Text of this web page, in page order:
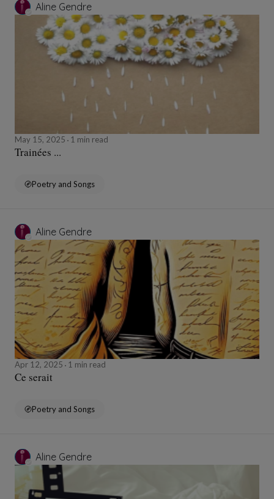
Aline Gendre
May 15, 2025 1 min read
Trainées ...
Poetry and Songs
Aline Gendre
Apr 12, 2025 1 min read
Ce serait
Poetry and Songs
Aline Gendre